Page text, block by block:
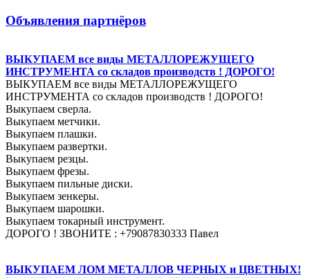
Объявления партнёров
ВЫКУПАЕМ все виды МЕТАЛЛОРЕЖУЩЕГО
ИНСТРУМЕНТА со складов производств ! ДОРОГО!
ВЫКУПАЕМ все виды МЕТАЛЛОРЕЖУЩЕГО
ИНСТРУМЕНТА со складов производств ! ДОРОГО!
Выкупаем сверла.
Выкупаем метчики.
Выкупаем плашки.
Выкупаем развертки.
Выкупаем резцы.
Выкупаем фрезы.
Выкупаем пильные диски.
Выкупаем зенкеры.
Выкупаем шарошки.
Выкупаем токарный инструмент.
ДОРОГО ! ЗВОНИТЕ : +79087830333 Павел
ВЫКУПАЕМ ЛОМ МЕТАЛЛОВ ЧЕРНЫХ и ЦВЕТНЫХ!